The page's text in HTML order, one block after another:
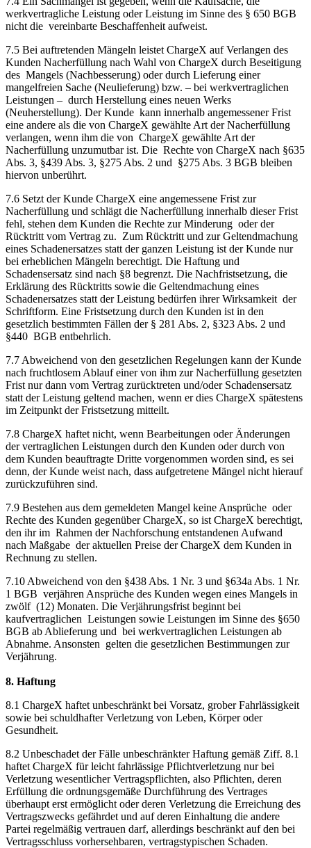
werkvertragliche Leistung oder Leistung im Sinne des § 650 BGB
nicht die vereinbarte Beschaffenheit aufweist.
7.5 Bei auftretenden Mängeln leistet ChargeX auf Verlangen des
Kunden Nacherfüllung nach Wahl von ChargeX durch Beseitigung
des Mangels (Nachbesserung) oder durch Lieferung einer
mangelfreien Sache (Neulieferung) bzw. – bei werkvertraglichen
Leistungen – durch Herstellung eines neuen Werks
(Neuherstellung). Der Kunde kann innerhalb angemessener Frist
eine andere als die von ChargeX gewählte Art der Nacherfüllung
verlangen, wenn ihm die von ChargeX gewählte Art der
Nacherfüllung unzumutbar ist. Die Rechte von ChargeX nach §635
Abs. 3, §439 Abs. 3, §275 Abs. 2 und §275 Abs. 3 BGB bleiben
hiervon unberührt.
7.6 Setzt der Kunde ChargeX eine angemessene Frist zur
Nacherfüllung und schlägt die Nacherfüllung innerhalb dieser Frist
fehl, stehen dem Kunden die Rechte zur Minderung oder der
Rücktritt vom Vertrag zu. Zum Rücktritt und zur Geltendmachung
eines Schadenersatzes statt der ganzen Leistung ist der Kunde nur
bei erheblichen Mängeln berechtigt. Die Haftung und
Schadensersatz sind nach §8 begrenzt. Die Nachfristsetzung, die
Erklärung des Rücktritts sowie die Geltendmachung eines
Schadenersatzes statt der Leistung bedürfen ihrer Wirksamkeit der
Schriftform. Eine Fristsetzung durch den Kunden ist in den
gesetzlich bestimmten Fällen der § 281 Abs. 2, §323 Abs. 2 und
§440 BGB entbehrlich.
7.7 Abweichend von den gesetzlichen Regelungen kann der Kunde
nach fruchtlosem Ablauf einer von ihm zur Nacherfüllung gesetzten
Frist nur dann vom Vertrag zurücktreten und/oder Schadensersatz
statt der Leistung geltend machen, wenn er dies ChargeX spätestens
im Zeitpunkt der Fristsetzung mitteilt.
7.8 ChargeX haftet nicht, wenn Bearbeitungen oder Änderungen
der vertraglichen Leistungen durch den Kunden oder durch von
dem Kunden beauftragte Dritte vorgenommen worden sind, es sei
denn, der Kunde weist nach, dass aufgetretene Mängel nicht hierauf
zurückzuführen sind.
7.9 Bestehen aus dem gemeldeten Mangel keine Ansprüche oder
Rechte des Kunden gegenüber ChargeX, so ist ChargeX berechtigt,
den ihr im Rahmen der Nachforschung entstandenen Aufwand
nach Maßgabe der aktuellen Preise der ChargeX dem Kunden in
Rechnung zu stellen.
7.10 Abweichend von den §438 Abs. 1 Nr. 3 und §634a Abs. 1 Nr.
1 BGB verjähren Ansprüche des Kunden wegen eines Mangels in
zwölf (12) Monaten. Die Verjährungsfrist beginnt bei
kaufvertraglichen Leistungen sowie Leistungen im Sinne des §650
BGB ab Ablieferung und bei werkvertraglichen Leistungen ab
Abnahme. Ansonsten gelten die gesetzlichen Bestimmungen zur
Verjährung.
8. Haftung
8.1 ChargeX haftet unbeschränkt bei Vorsatz, grober Fahrlässigkeit
sowie bei schuldhafter Verletzung von Leben, Körper oder
Gesundheit.
8.2 Unbeschadet der Fälle unbeschränkter Haftung gemäß Ziff. 8.1
haftet ChargeX für leicht fahrlässige Pflichtverletzung nur bei
Verletzung wesentlicher Vertragspflichten, also Pflichten, deren
Erfüllung die ordnungsgemäße Durchführung des Vertrages
überhaupt erst ermöglicht oder deren Verletzung die Erreichung des
Vertragszwecks gefährdet und auf deren Einhaltung die andere
Partei regelmäßig vertrauen darf, allerdings beschränkt auf den bei
Vertragsschluss vorhersehbaren, vertragstypischen Schaden.